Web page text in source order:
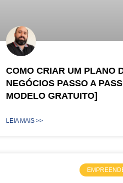
COMO CRIAR UM PLANO
NEGÓCIOS PASSO A
MODELO GRATUITO]
LEIA MAIS >>